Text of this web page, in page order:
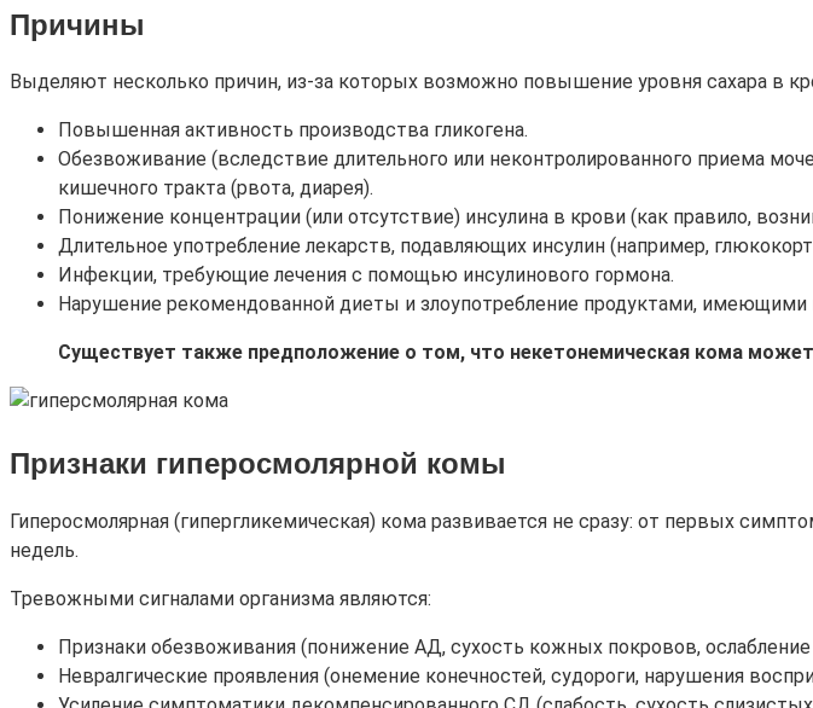
Причины
Выделяют несколько причин, из-за которых возможно повышение уровня сахара в
Повышенная активность производства гликогена.
Обезвоживание (вследствие длительного или неконтролированного приема
кишечного тракта (рвота, диарея).
Понижение концентрации (или отсутствие) инсулина в крови (как правило,
Длительное употребление лекарств, подавляющих инсулин (например,
Инфекции, требующие лечения с помощью инсулинового гормона.
Нарушение рекомендованной диеты и злоупотребление продуктами,
Существует также предположение о том, что некетонемическая кома
Признаки гиперосмолярной комы
Гиперосмолярная (гипергликемическая) кома развивается не сразу: от первых
недель.
Тревожными сигналами организма являются:
Признаки обезвоживания (понижение АД, сухость кожных покровов, ослабление
Невралгические проявления (онемение конечностей, судороги, нарушения